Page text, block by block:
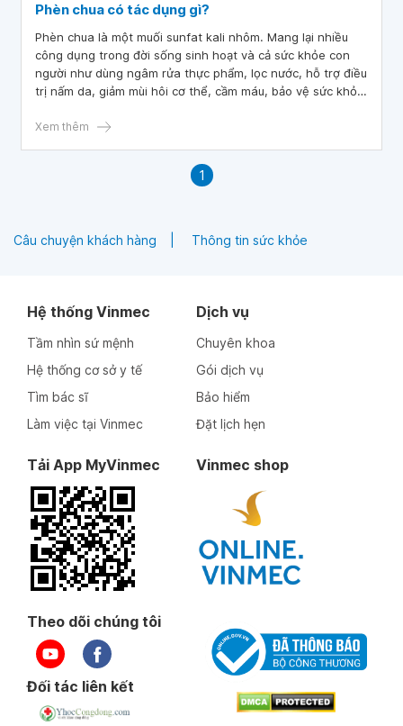
Phèn chua có tác dụng gì?
Phèn chua là một muối sunfat kali nhôm. Mang lại nhiều
công dụng trong đời sống sinh hoạt và cả sức khỏe con
người như dùng ngâm rửa thực phẩm, lọc nước, hỗ trợ điều
trị nấm da, giảm mùi hôi cơ thể, cầm máu, bảo vệ sức khỏe
Xem thêm
1
Câu chuyện khách hàng Thông tin sức khỏe
Hệ thống Vinmec
Tầm nhìn sứ mệnh
Hệ thống cơ sở y tế
Tìm bác sĩ
Làm việc tại Vinmec
Dịch vụ
Chuyên khoa
Gói dịch vụ
Bảo hiểm
Đặt lịch hẹn
Tải App MyVinmec Vinmec shop
Theo dõi chúng tôi
Đối tác liên kết